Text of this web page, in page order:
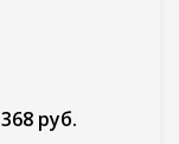
368 руб.